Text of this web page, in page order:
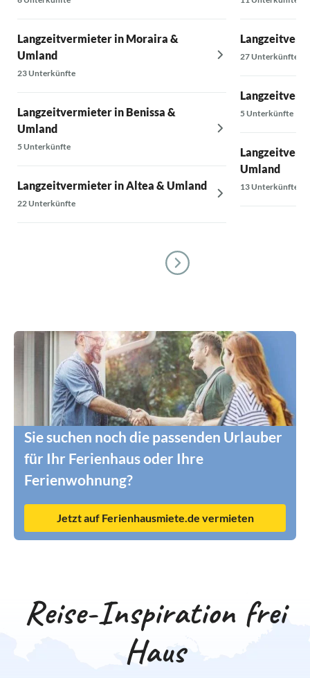
Langzeitvermieter in Moraira &
Umland
23 Unterkünfte
Langzeitvermieter in Benissa &
Umland
5 Unterkünfte
Langzeitvermieter in Altea & Umland
22 Unterkünfte
27 Unterkünfte
5 Unterkünfte
Umland
13 Unterkünfte
Sie suchen noch die passenden Urlauber
für Ihr Ferienhaus oder Ihre
Ferienwohnung?
Jetzt auf Ferienhausmiete.de vermieten
Reise-Inspiration frei
Haus